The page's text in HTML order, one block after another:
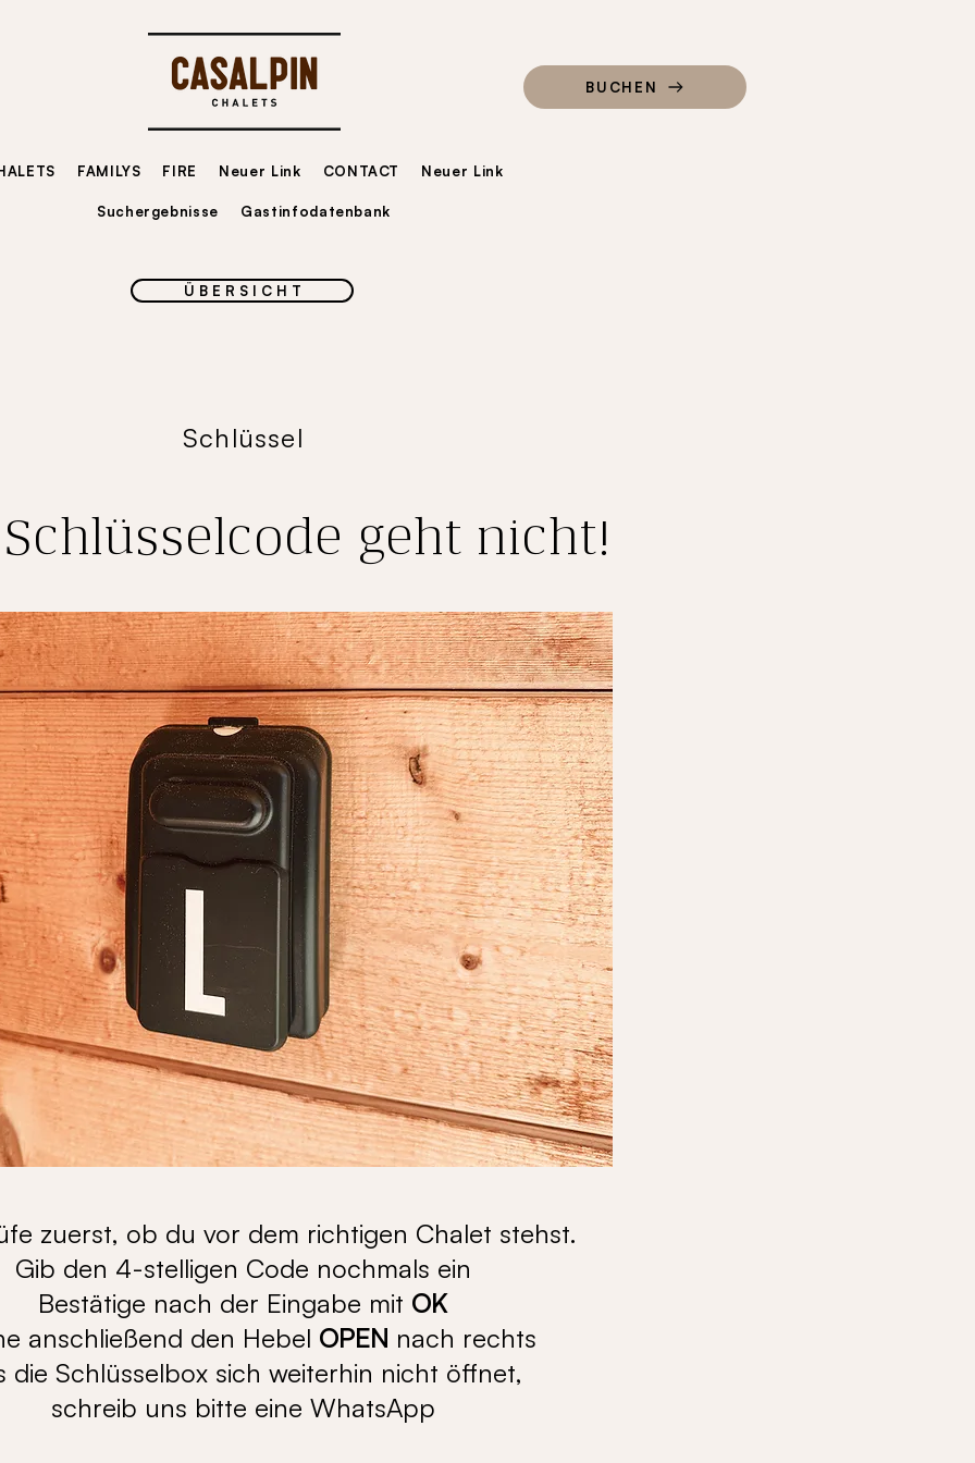
FAMILYS FIRE Neuer Link CONTACT Neuer Link
Suchergebnisse Gastinfodatenbank
BUCHEN
Schlüssel
geht nicht!
zuerst, ob du vor dem richtigen Chalet stehst.
Gib den 4-stelligen Code nochmals ein
Bestätige nach der Eingabe mit OK
anschließend den Hebel OPEN nach rechts
die Schlüsselbox sich weiterhin nicht öffnet,
schreib uns bitte eine WhatsApp
Ü B E R S I C H T